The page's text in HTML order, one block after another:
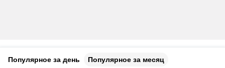
Популярное за день Популярное за месяц